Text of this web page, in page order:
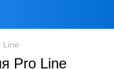
Line
Pro Line